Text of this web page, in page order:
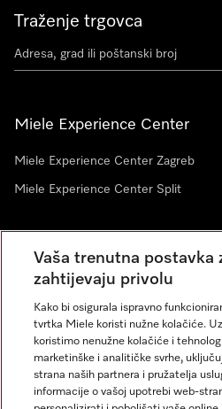
Traženje trgovca
Miele Experience Center
Miele Experience Center Zagreb
Miele Experience Center Split
Newsletter
Vaša trenutna postavka
zahtijevaju privolu
Kako bi osigurala ispravno
tvrtka Miele koristi nužne kolačiće.
koristimo nenužne kolačiće i
marketinške i analitičke svrhe,
strana naših partnera i pružatelja
informacije o vašoj upotrebi web-